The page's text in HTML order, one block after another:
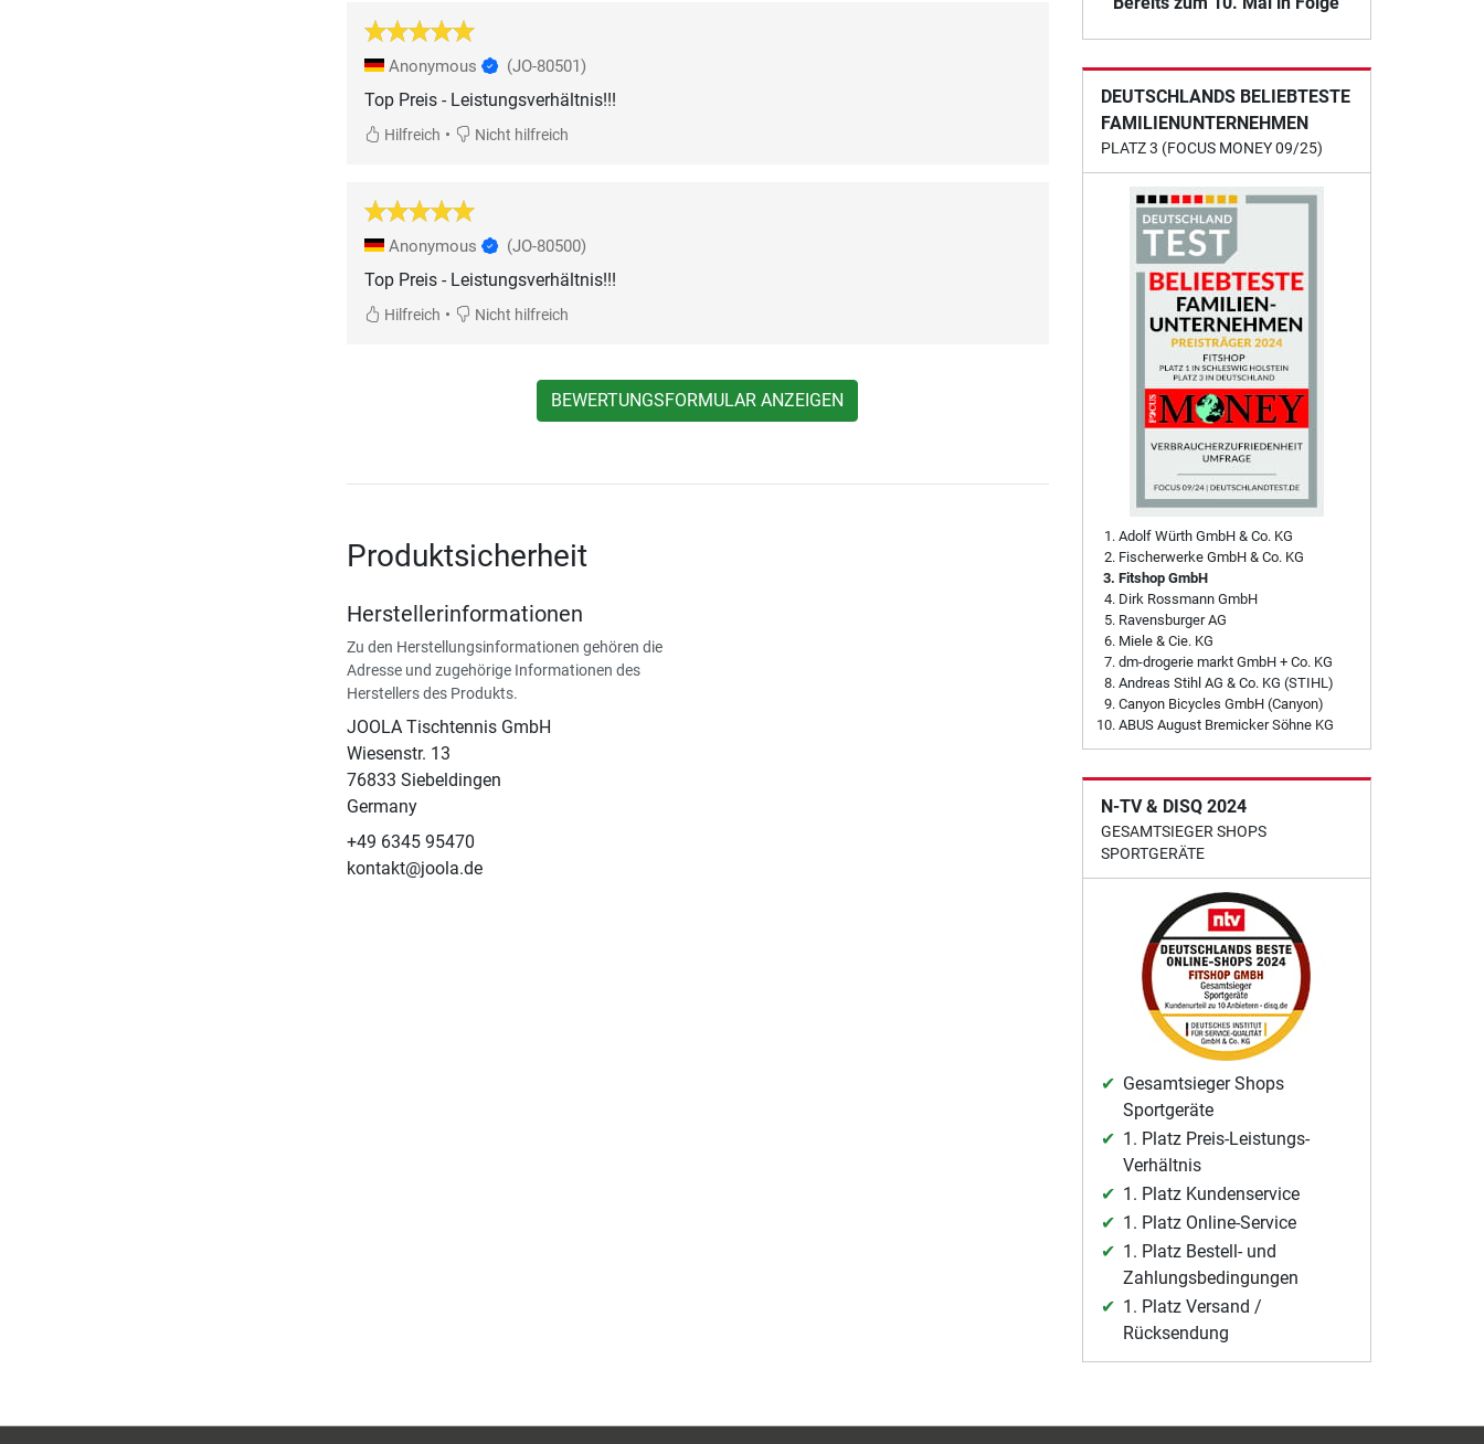
Anonymous (JO-80501)
Top Preis - Leistungsverhältnis!!!
Hilfreich • Nicht hilfreich
Anonymous (JO-80500)
Top Preis - Leistungsverhältnis!!!
Hilfreich • Nicht hilfreich
BEWERTUNGSFORMULAR ANZEIGEN
Produktsicherheit
Herstellerinformationen
Zu den Herstellungsinformationen gehören die
Adresse und zugehörige Informationen des
Herstellers des Produkts.
JOOLA Tischtennis GmbH
Wiesenstr. 13
76833 Siebeldingen
Germany
+49 6345 95470
kontakt@joola.de
DEUTSCHLANDS BELIEBTESTE
FAMILIENUNTERNEHMEN
PLATZ 3 (FOCUS MONEY 09/25)
Adolf Würth GmbH & Co. KG
Fischerwerke GmbH & Co. KG
Fitshop GmbH
Dirk Rossmann GmbH
Ravensburger AG
Miele & Cie. KG
dm-drogerie markt GmbH + Co. KG
Andreas Stihl AG & Co. KG (STIHL)
Canyon Bicycles GmbH (Canyon)
ABUS August Bremicker Söhne KG
N-TV & DISQ 2024
GESAMTSIEGER SHOPS
SPORTGERÄTE
Gesamtsieger Shops
Sportgeräte
1. Platz Preis-Leistungs-
Verhältnis
1. Platz Kundenservice
1. Platz Online-Service
1. Platz Bestell- und
Zahlungsbedingungen
1. Platz Versand /
Rücksendung